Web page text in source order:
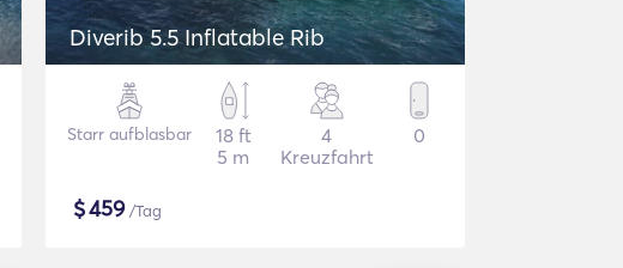
Diverib 5.5 Inflatable Rib
Starr aufblasbar
18 ft
5 m
4
Kreuzfahrt
0
$459/Tag